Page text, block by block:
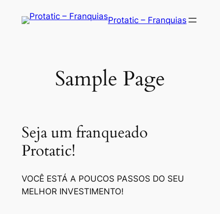
Protatic – Franquias
Sample Page
Seja um franqueado
Protatic!
VOCÊ ESTÁ A POUCOS PASSOS DO SEU
MELHOR INVESTIMENTO!